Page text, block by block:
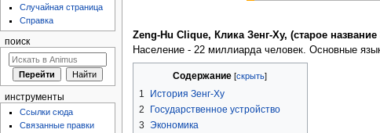
Zeng-Hu Clique, Клика Зенг-Ху, (старое
Население - 22 миллиарда человек. Основные
Содержание
1
История Зенг-Ху
2
Государственное устройство
3 Экономика
Случайная страница
Справка
поиск
инструменты
Ссылки сюда
Связанные правки